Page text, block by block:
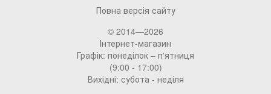
Повна версія сайту
© 2014—2026
Інтернет-магазин
Графік: понеділок – п'ятниця
(9:00 - 17:00)
Вихідні: субота - неділя